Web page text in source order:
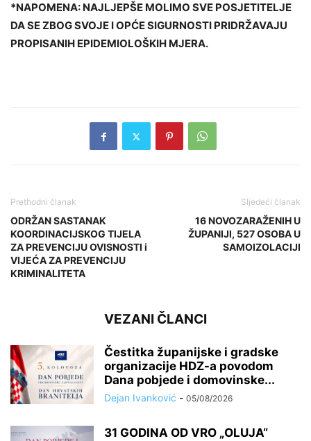
*NAPOMENA: NAJLJEPŠE MOLIMO SVE POSJETITELJE
DA SE ZBOG SVOJE I OPĆE SIGURNOSTI PRIDRŽAVAJU
PROPISANIH EPIDEMIOLOŠKIH MJERA.
Prethodni članak
ODRŽAN SASTANAK
KOORDINACIJSKOG TIJELA
ZA PREVENCIJU OVISNOSTI i
VIJEĆA ZA PREVENCIJU
KRIMINALITETA
Sljedeći članak
16 NOVOZARAŽENIH U
ŽUPANIJI, 527 OSOBA U
SAMOIZOLACIJI
VEZANI ČLANCI
Čestitka županijske i gradske
organizacije HDZ-a povodom
Dana pobjede i domovinske...
Dejan Ivanković - 05/08/2026
31 GODINA OD VRO „OLUJA“